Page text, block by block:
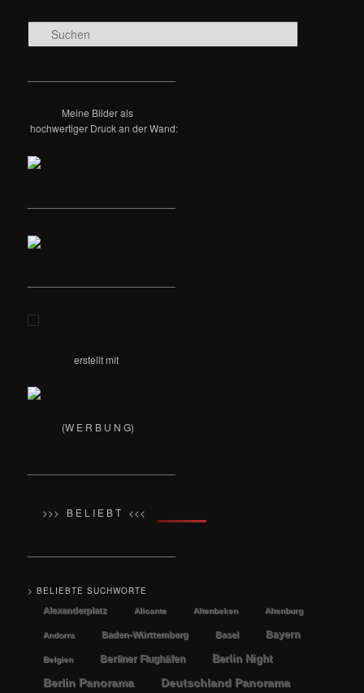
u
Meine Bilder als
hochwertiger Druck an der Wand:
erstellt mit
(W E R B U N G)
>>> B E L I E B T <<<
> BELIEBTE SUCHWORTE
Alexanderplatz Alicante Altenbeken Altenburg
Andorra Baden-Württemberg Basel Bayern
Belgien Berliner Flughäfen
Berlin Night
Berlin Panorama
Deutschland Panorama